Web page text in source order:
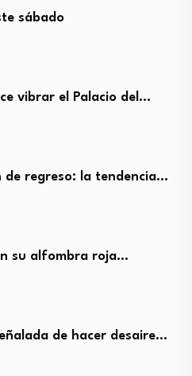
sábado
vibrar el Palacio del…
de regreso: la tendencia…
su alfombra roja…
de hacer desaire…